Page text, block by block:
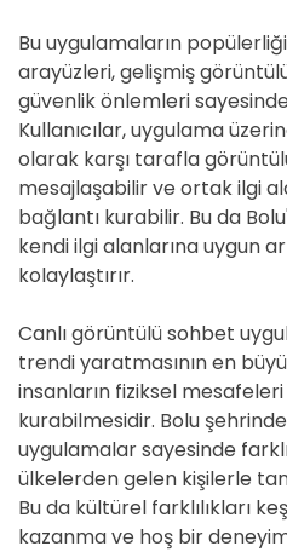
Bu uygulamaların
arayüzleri, gelişmiş
güvenlik önlemleri
Kullanıcılar, uygulama
olarak karşı tarafla
mesajlaşabilir ve ortak ilgi
bağlantı kurabilir. Bu da
kendi ilgi alanlarına uygun
kolaylaştırır.
Canlı görüntülü sohbet
trendi yaratmasının en
insanların fiziksel
kurabilmesidir. Bolu
uygulamalar sayesinde
ülkelerden gelen kişilerle
Bu da kültürel farklılıkları
kazanma ve hoş bir